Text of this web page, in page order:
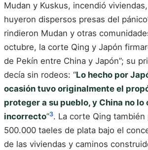
Mudan y Kuskus, incendió
huyeron dispersos presas del
rindieron Mudan y otras
octubre, la corte Qing y Japón
de Pekín entre China y Japón”; su
decía sin rodeos: “Lo hecho por
ocasión tuvo originalmente el
proteger a su pueblo, y China no lo
incorrecto”3. La corte Qing también
500.000 taeles de plata bajo el
de las viviendas y caminos